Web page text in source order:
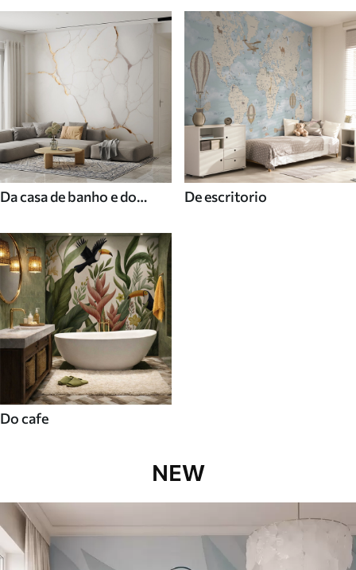
Da casa de banho e do
De escritorio
Do cafe
NEW